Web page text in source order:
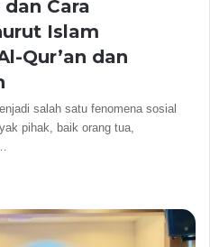
Cara
Islam
Qur’an dan
salah satu fenomena sosial
pihak, baik orang tua,